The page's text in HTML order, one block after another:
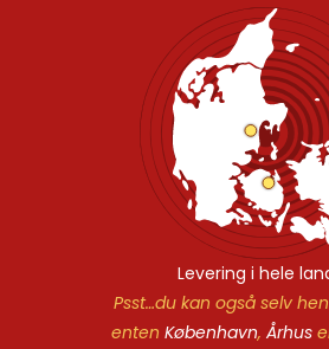
Levering i hele
Psst…du kan også selv
enten København, Århus